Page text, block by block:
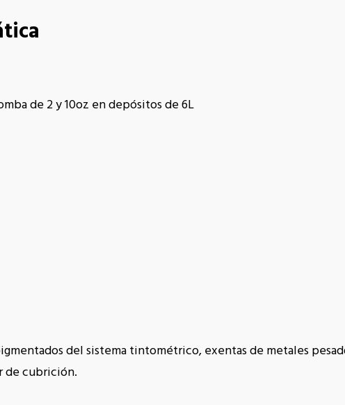
de 2 y 10oz en depósitos de 6L
del sistema tintométrico, exentas de metales
de cubrición.